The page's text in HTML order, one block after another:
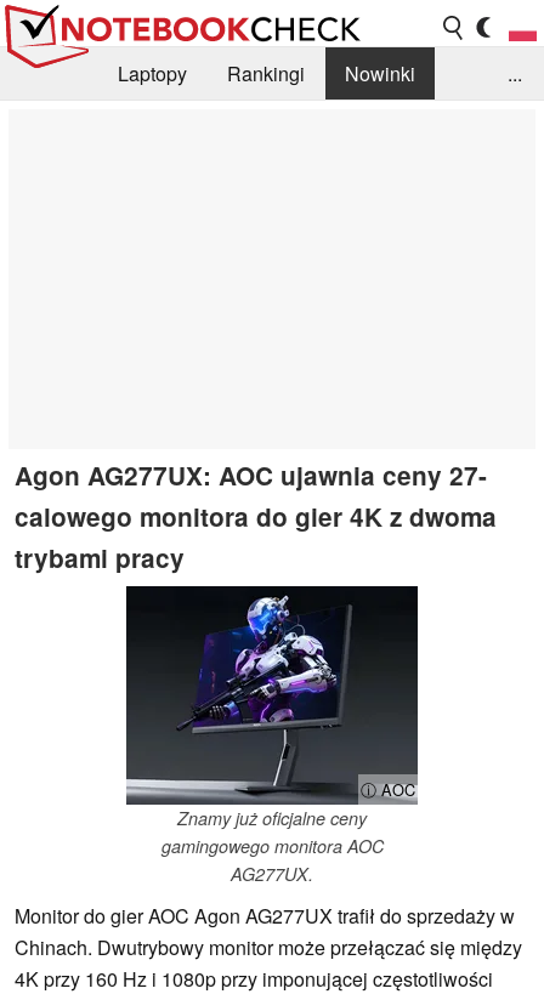
Laptopy Rankingi
Nowinki
...
Agon AG277UX: AOC ujawnia ceny 27-
calowego monitora do gier 4K z dwoma
trybami pracy
ⓘ AOC
Znamy już oficjalne ceny
gamingowego monitora AOC
AG277UX.
Monitor do gier AOC Agon AG277UX trafił do sprzedaży w
Chinach. Dwutrybowy monitor może przełączać się między
4K przy 160 Hz i 1080p przy imponującej częstotliwości